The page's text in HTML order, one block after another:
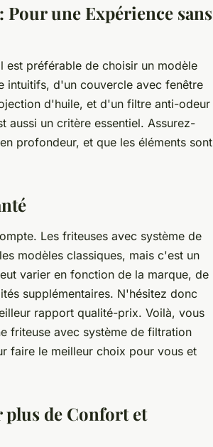
une Expérience sans
est préférable de choisir un modèle
intuitifs, d'un couvercle avec fenêtre
d'huile, et d'un filtre anti-odeur
aussi un critère essentiel. Assurez-
profondeur, et que les éléments sont
Les friteuses avec système de
modèles classiques, mais c'est un
varier en fonction de la marque, de
supplémentaires. N'hésitez donc
rapport qualité-prix. Voilà, vous
friteuse avec système de filtration
faire le meilleur choix pour vous et
plus de Confort et